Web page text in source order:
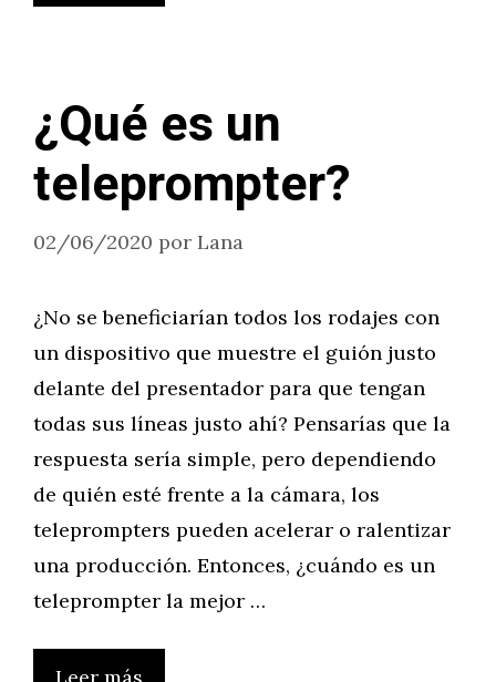
¿Qué es un
teleprompter?
02/06/2020 por Lana
¿No se beneficiarían todos los rodajes con
un dispositivo que muestre el guión justo
delante del presentador para que tengan
todas sus líneas justo ahí? Pensarías que la
respuesta sería simple, pero dependiendo
de quién esté frente a la cámara, los
teleprompters pueden acelerar o ralentizar
una producción. Entonces, ¿cuándo es un
teleprompter la mejor …